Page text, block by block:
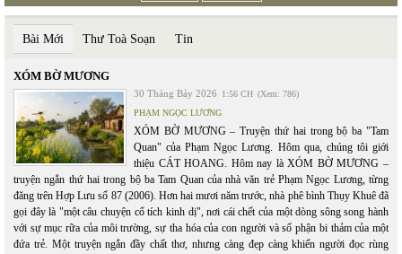
Bài Mới Thư Toà Soạn Tin
XÓM BỜ MƯƠNG
30 Tháng Bảy 2026 1:56 CH (Xem: 786)
PHẠM NGỌC LƯƠNG
XÓM BỜ MƯƠNG – Truyện thứ hai trong bộ ba "Tam
Quan" của Phạm Ngọc Lương. Hôm qua, chúng tôi giới
thiệu CÁT HOANG. Hôm nay là XÓM BỜ MƯƠNG –
truyện ngắn thứ hai trong bộ ba Tam Quan của nhà văn trẻ Phạm Ngọc Lương, từng
đăng trên Hợp Lưu số 87 (2006). Hơn hai mươi năm trước, nhà phê bình Thụy Khuê đã
gọi đây là "một câu chuyện cổ tích kinh dị", nơi cái chết của một dòng sông song hành
với sự mục rữa của môi trường, sự tha hóa của con người và số phận bi thảm của một
đứa trẻ. Một truyện ngắn đầy chất thơ, nhưng càng đẹp càng khiến người đọc rùng